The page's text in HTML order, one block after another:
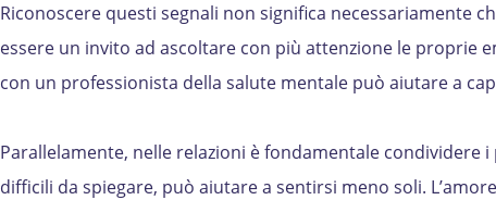
Riconoscere questi segnali non significa necessariamente
essere un invito ad ascoltare con più attenzione le proprie
con un professionista della salute mentale può aiutare a
Parallelamente, nelle relazioni è fondamentale condividere
difficili da spiegare, può aiutare a sentirsi meno soli.